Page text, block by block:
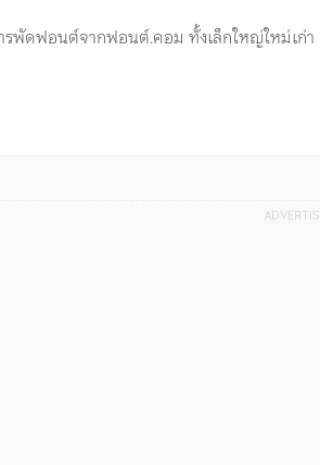
ารพัดฟอนต์จากฟอนต์.คอม ทั้งเล็กใหญ่ใหม่เก่า